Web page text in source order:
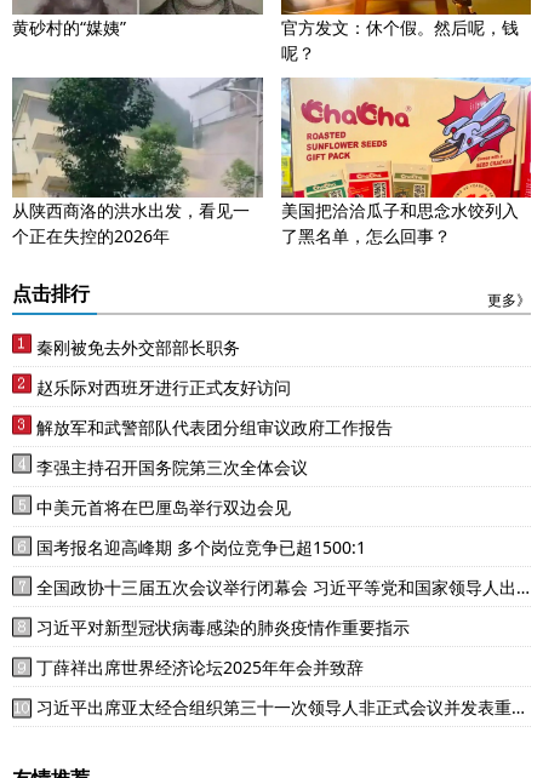
黄砂村的“媒姨”
官方发文：休个假。然后呢，钱
呢？
从陕西商洛的洪水出发，看见一
个正在失控的2026年
美国把洽洽瓜子和思念水饺列入
了黑名单，怎么回事？
点击排行 更多》
秦刚被免去外交部部长职务
赵乐际对西班牙进行正式友好访问
解放军和武警部队代表团分组审议政府工作报告
李强主持召开国务院第三次全体会议
中美元首将在巴厘岛举行双边会见
国考报名迎高峰期 多个岗位竞争已超1500:1
全国政协十三届五次会议举行闭幕会 习近平等党和国家领导人出
席
习近平对新型冠状病毒感染的肺炎疫情作重要指示
丁薛祥出席世界经济论坛2025年年会并致辞
习近平出席亚太经合组织第三十一次领导人非正式会议并发表重要